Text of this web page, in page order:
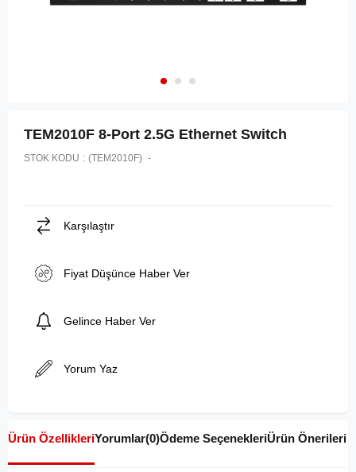
TEM2010F 8-Port 2.5G Ethernet Switch
STOK KODU (TEM2010F)
Karşılaştır
Fiyat Düşünce Haber Ver
Gelince Haber Ver
Yorum Yaz
Ürün ÖzellikleriYorumlar(0)Ödeme SeçenekleriÜrün Önerileri